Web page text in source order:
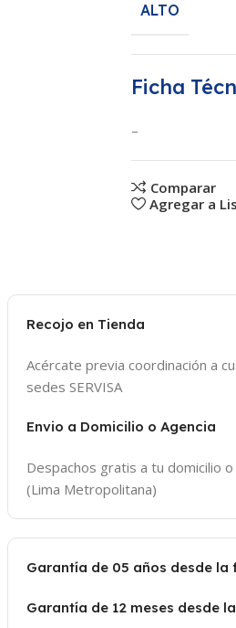
ALTO
Ficha
–
Comparar
Agregar a
Recojo en Tienda
Acércate previa coordinación a
sedes SERVISA
Envio a Domicilio o Agencia
Despachos gratis a tu domicilio o
(Lima Metropolitana)
Garantía de 05 años desde
Garantía de 12 meses desde